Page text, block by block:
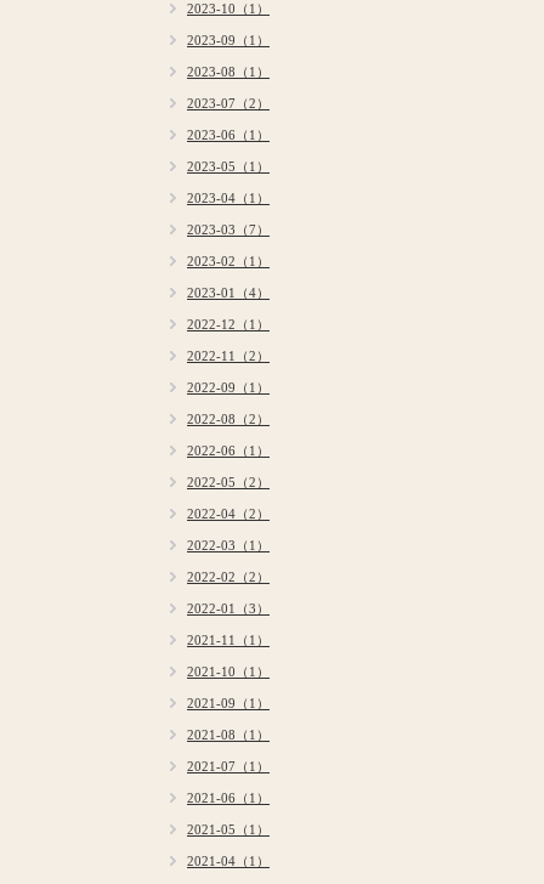
2023-10（1）
2023-09（1）
2023-08（1）
2023-07（2）
2023-06（1）
2023-05（1）
2023-04（1）
2023-03（7）
2023-02（1）
2023-01（4）
2022-12（1）
2022-11（2）
2022-09（1）
2022-08（2）
2022-06（1）
2022-05（2）
2022-04（2）
2022-03（1）
2022-02（2）
2022-01（3）
2021-11（1）
2021-10（1）
2021-09（1）
2021-08（1）
2021-07（1）
2021-06（1）
2021-05（1）
2021-04（1）